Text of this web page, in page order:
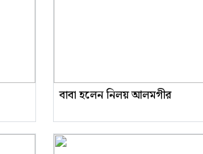
বাবা হলেন নিলয় আলমগীর